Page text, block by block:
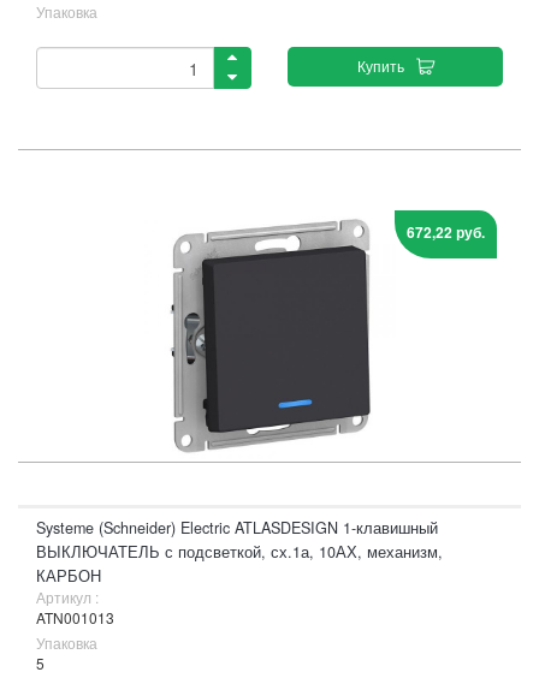
Упаковка
Купить
672,22 руб.
Systeme (Schneider) Electric ATLASDESIGN 1-клавишный
ВЫКЛЮЧАТЕЛЬ с подсветкой, сх.1а, 10АХ, механизм,
КАРБОН
Артикул :
ATN001013
Упаковка
5